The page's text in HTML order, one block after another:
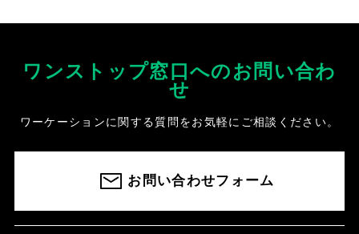
ワンストップ窓口へのお問い合わ
せ
ワーケーションに関する質問をお気軽にご相談ください。
お問い合わせフォーム